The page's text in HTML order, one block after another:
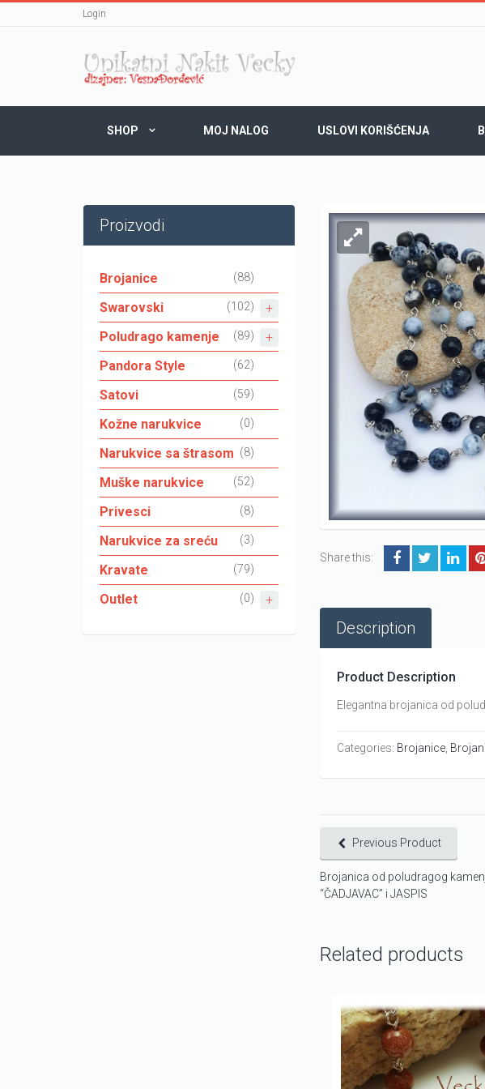
Login
SHOP MOJ NALOG USLOVI KORIŠĆENJA
Proizvodi
Brojanice (88)
Swarovski (102)
Poludrago kamenje (89)
Pandora Style (62)
Satovi (59)
Kožne narukvice (0)
Narukvice sa štrasom (8)
Muške narukvice (52)
Privesci (8)
Narukvice za sreću (3)
Kravate (79)
Outlet (0)
Share this:
Description
Product Description
Elegantna brojanica od
Categories: Brojanice,
Previous Product
Brojanica od poludragog
“ČADJAVAC” i JASPIS
Related products